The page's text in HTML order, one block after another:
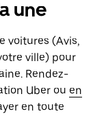
une
voitures (Avis,
ville) pour
Rendez-
Uber ou en
en toute